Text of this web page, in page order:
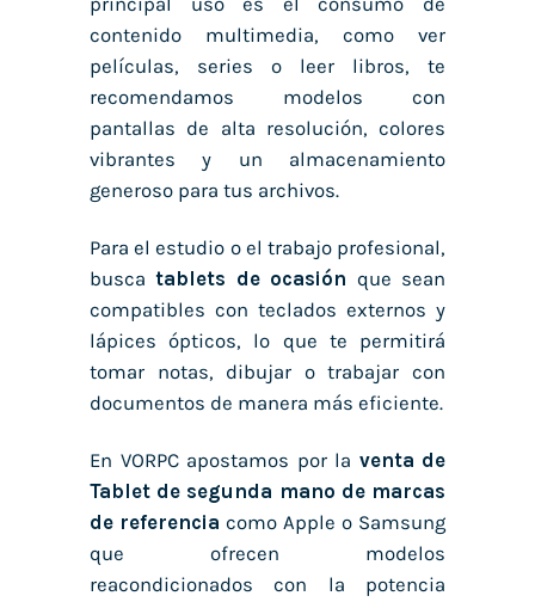
principal uso es el consumo de
contenido multimedia, como ver
películas, series o leer libros, te
recomendamos modelos con
pantallas de alta resolución, colores
vibrantes y un almacenamiento
generoso para tus archivos.
Para el estudio o el trabajo profesional,
buscatablets de ocasión que sean
compatibles con teclados externos y
lápices ópticos, lo que te permitirá
tomar notas, dibujar o trabajar con
documentos de manera más eficiente.
En VORPC apostamos por la venta de
Tablet de segunda mano de marcas
de referencia como Apple o Samsung
que ofrecen modelos
reacondicionados con la potencia